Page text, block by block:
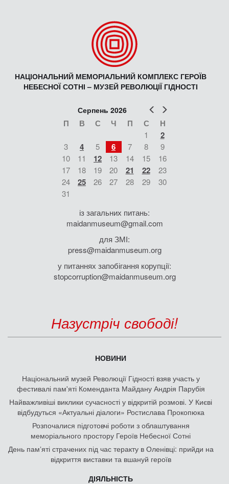
НАЦІОНАЛЬНИЙ МЕМОРІАЛЬНИЙ КОМПЛЕКС ГЕРОЇВ
НЕБЕСНОЇ СОТНІ – МУЗЕЙ РЕВОЛЮЦІЇ ГІДНОСТІ
Попер
Серпень 2026
П В С Ч П С Н
1 2
3 4 5 6 7 8
9
10
11 12 13 14 15
16
17
18 19 20 21 22
23
24
25 26 27 28 29
30
31
із загальних питань:
maidanmuseum@gmail.com
для ЗМІ:
press@maidanmuseum.org
у питаннях запобігання корупції:
stopcorruption@maidanmuseum.org
Назустріч свободі!
НОВИНИ
Національний музей Революції Гідності взяв участь у
фестивалі пам'яті Коменданта Майдану Андрія Парубія
Найважливіші виклики сучасності у відкритій розмові. У Києві
відбудуться «Актуальні діалоги» Ростислава Прокопюка
Розпочалися підготовчі роботи з облаштування
меморіального простору Героїв Небесної Сотні
День памʼяті страчених під час теракту в Оленівці: прийди на
відкриття виставки та вшануй героїв
ДІЯЛЬНІСТЬ